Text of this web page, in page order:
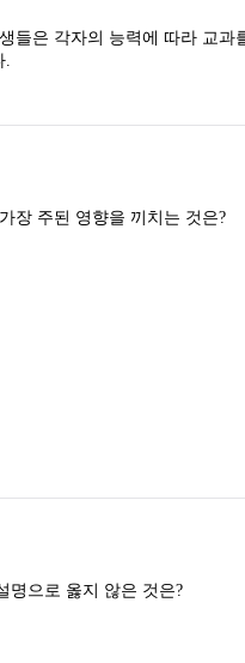
교과를 선택하고 일
.
다음 중 단독주택의 현관 위치 결정에 가장 주된 영향을 끼치는 것은?
도서관의 열람실 및 서고계획에 관한 설명으로 옳지 않은 것은?